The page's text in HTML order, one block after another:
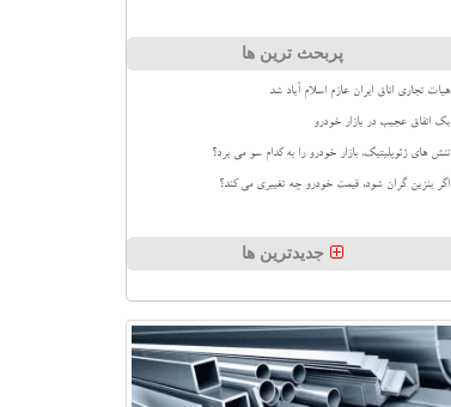
پربحث ترین ها
هیات تجاری اتاق ایران عازم اسلام آباد شد
بک اتفاق عجیب در بازار خودرو
تنش های ژئوپلیتیک، بازار خودرو را به کدام سو می برد؟
اگر بنزین گران شود، قیمت خودرو چه تغییری می کند؟
جدیدترین ها